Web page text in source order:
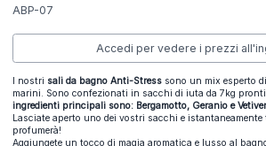
ABP-07
Accedi per vedere i prezzi
I nostri sali da bagno Anti-Stress sono un mix esperto
marini. Sono confezionati in sacchi di iuta da 7kg pronti
ingredienti principali sono: Bergamotto, Geranio e
Lasciate aperto uno dei vostri sacchi e
profumerà!
Aggiungete un tocco di magia aromatica e lusso al